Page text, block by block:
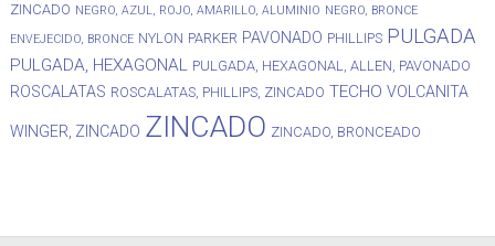
ZINCADO NEGRO, AZUL, ROJO, AMARILLO, ALUMINIO NEGRO, BRONCE
ENVEJECIDO, BRONCE NYLON PARKER PAVONADO PHILLIPS PULGADA
PULGADA, HEXAGONAL PULGADA, HEXAGONAL, ALLEN, PAVONADO
ROSCALATAS ROSCALATAS, PHILLIPS, ZINCADO TECHO VOLCANITA
WINGER, ZINCADO ZINCADO ZINCADO, BRONCEADO